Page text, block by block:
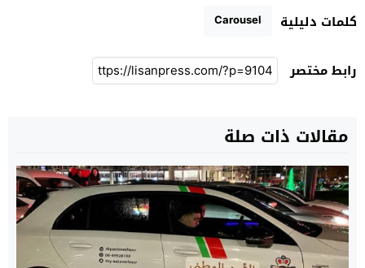
كلمات دليلية Carousel
رابط مختصر
مقالات ذات صلة